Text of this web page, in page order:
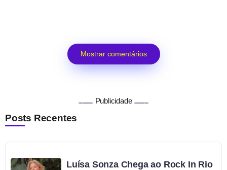
Mostrar comentários
Publicidade
Posts Recentes
Luísa Sonza Chega ao Rock In Rio